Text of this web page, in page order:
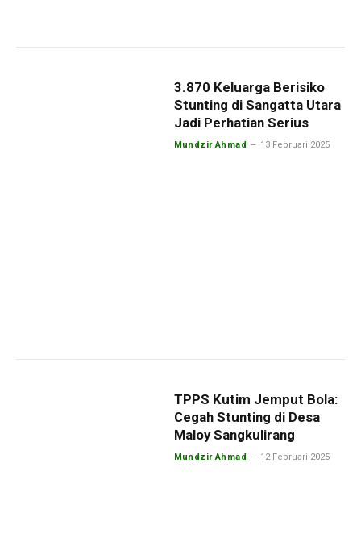
3.870 Keluarga Berisiko
Stunting di Sangatta Utara
Jadi Perhatian Serius
Mundzir Ahmad 13 Februari 2025
TPPS Kutim Jemput Bola:
Cegah Stunting di Desa
Maloy Sangkulirang
Mundzir Ahmad 12 Februari 2025